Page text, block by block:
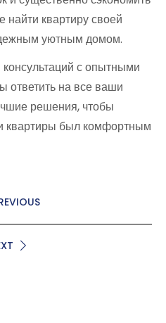
квартиру своей
уютным домом.
с опытными
ответить на все ваши
решения, чтобы
квартиры был комфортным